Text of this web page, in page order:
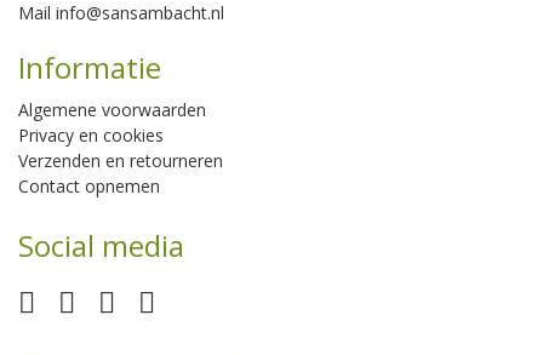
Mail info@sansambacht.nl
Informatie
Algemene voorwaarden
Privacy en cookies
Verzenden en retourneren
Contact opnemen
Social media